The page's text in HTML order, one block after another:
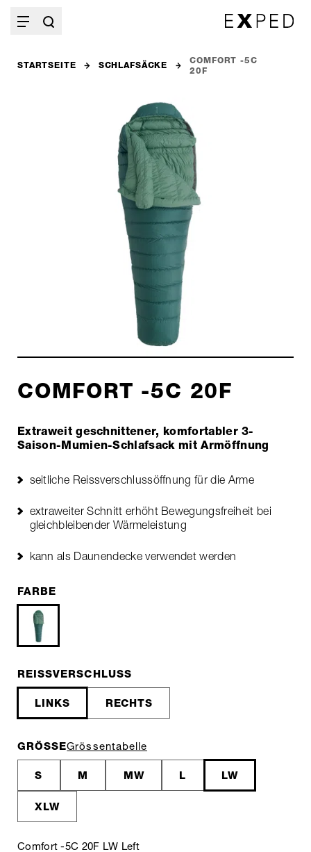
STARTSEITE SCHLAFSÄCKE
COMFORT -5C
20F
COMFORT -5C 20F
Extraweit geschnittener, komfortabler 3-
Saison-Mumien-Schlafsack mit Armöffnung
seitliche Reissverschlussöffnung für die Arme
extraweiter Schnitt erhöht Bewegungsfreiheit bei
gleichbleibender Wärmeleistung
kann als Daunendecke verwendet werden
FARBE
REISSVERSCHLUSS
LINKS RECHTS
GRÖSSEGrössentabelle
S M MW L LW
XLW
Comfort -5C 20F LW Left